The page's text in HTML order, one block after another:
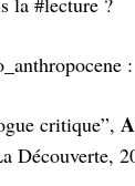
:
critique”,
Découverte,